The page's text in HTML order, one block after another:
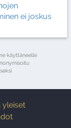
ei joskus
käyttäneelle
yleiset